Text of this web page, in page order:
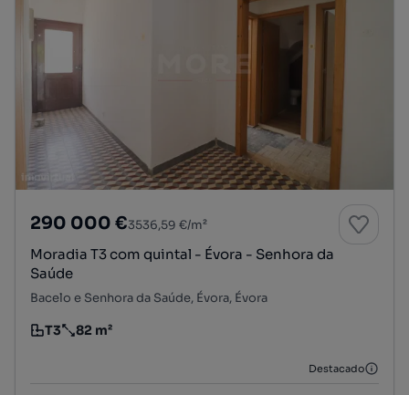
290 000 €3536,59 €/m²
Moradia T3 com quintal - Évora - Senhora da
Saúde
Bacelo e Senhora da Saúde, Évora, Évora
Tipologia
T3
Preço por metro quadrado
82 m²
Destacado